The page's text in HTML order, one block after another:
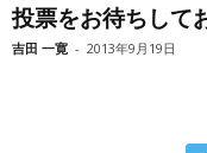
投票をお待ちして
吉田 一寛 - 2013年9月19日